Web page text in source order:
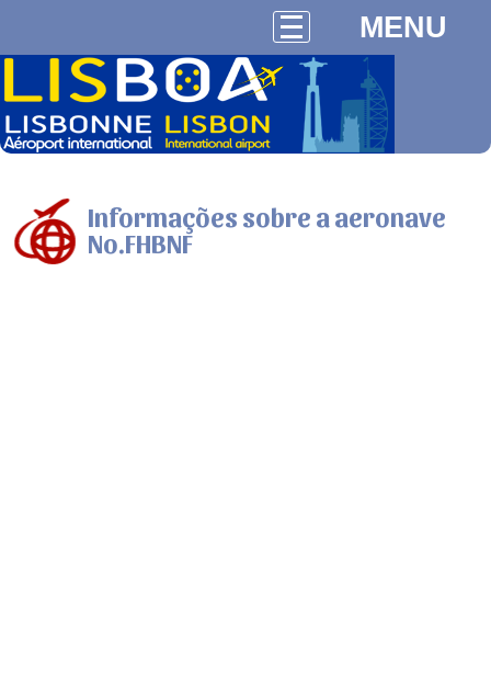
MENU
Informações sobre a aeronave
No.FHBNF